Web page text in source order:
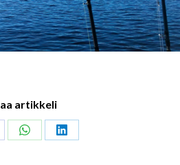
artikkeli
Share
Share